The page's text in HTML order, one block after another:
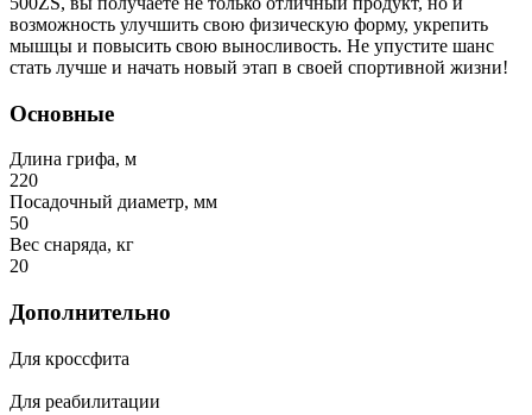
возможность улучшить свою физическую форму, укрепить
мышцы и повысить свою выносливость. Не упустите шанс
стать лучше и начать новый этап в своей спортивной жизни!
Основные
Длина грифа, м
220
Посадочный диаметр, мм
50
Вес снаряда, кг
20
Дополнительно
Для кроссфита
Для реабилитации